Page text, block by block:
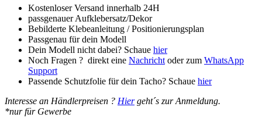
Adventure
Evo
(2025+)
Menge
Kostenloser Versand innerhalb 24H
passgenauer Aufklebersatz/Dekor
Bebilderte Klebeanleitung / Positionierungsplan
Passgenau für dein Modell
Dein Modell nicht dabei? Schaue hier
Noch Fragen ? direkt eine Nachricht oder zum WhatsApp
Support
Passende Schutzfolie für dein Tacho? Schaue hier
Interesse an Händlerpreisen ? Hiergeht´s zur Anmeldung.
*nur für Gewerbe